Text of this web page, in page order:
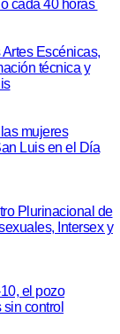
cada 40 horas
Escénicas,
técnica y
mujeres
Luis en el Día
Plurinacional de
Intersex y
el pozo
control